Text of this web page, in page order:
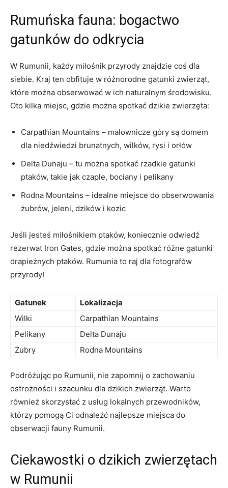
Rumuńska fauna: bogactwo
gatunków do odkrycia
W Rumunii, każdy miłośnik przyrody znajdzie coś dla
siebie. Kraj ten obfituje w różnorodne gatunki zwierząt,
które można obserwować w ich naturalnym środowisku.
Oto kilka miejsc, gdzie można spotkać dzikie zwierzęta:
Carpathian Mountains – malownicze góry są domem
dla niedźwiedzi brunatnych, wilków, rysi i orłów
Delta Dunaju – tu można spotkać rzadkie gatunki
ptaków, takie jak czaple, bociany i pelikany
Rodna Mountains – idealne miejsce do obserwowania
żubrów, jeleni, dzików i kozic
Jeśli jesteś miłośnikiem ptaków, koniecznie odwiedź
rezerwat Iron Gates, gdzie można spotkać różne gatunki
drapieżnych ptaków. Rumunia to raj dla fotografów
przyrody!
Gatunek
Lokalizacja
Wilki
Carpathian Mountains
Pelikany
Delta Dunaju
Żubry
Rodna Mountains
Podróżując po Rumunii, nie zapomnij o zachowaniu
ostrożności i szacunku dla dzikich zwierząt. Warto
również skorzystać z usług lokalnych przewodników,
którzy pomogą Ci odnaleźć najlepsze miejsca do
obserwacji fauny Rumunii.
Ciekawostki o dzikich zwierzętach
w Rumunii